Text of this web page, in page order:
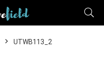
UTWB113_2